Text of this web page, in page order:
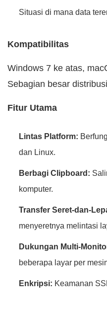
Situasi di mana data
Kompatibilitas
Windows 7 ke atas,
Sebagian besar
Fitur Utama
Lintas Platform:
dan Linux.
Berbagi Clipboard:
komputer.
Transfer Seret-dan-
menyeretnya melintasi
Dukungan Multi-
beberapa layar per
Enkripsi: Keamanan